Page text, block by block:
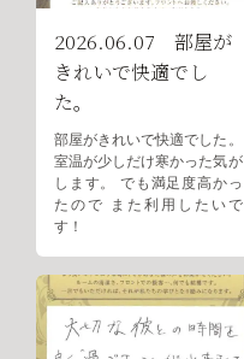
2026.06.07 部屋が
きれいで快適でし
た。
部屋がきれいで快適でした。
室温が少しだけ寒かった気が
します。 でも満足度高かっ
たので また利用したいで
す！